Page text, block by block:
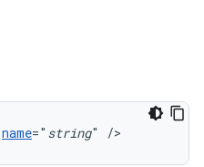
name=" string" />